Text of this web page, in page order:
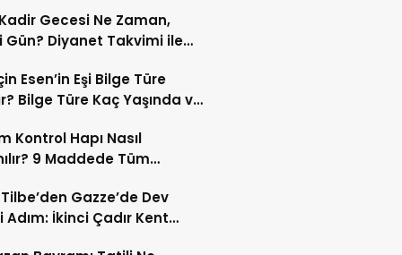
Gecesi Ne Zaman,
Gün? Diyanet Takvimi ile
Esen’in Eşi Bilge Türe
Bilge Türe Kaç Yaşında ve
Kontrol Hapı Nasıl
9 Maddede Tüm
Tilbe’den Gazze’de Dev
Adım: İkinci Çadır Kent